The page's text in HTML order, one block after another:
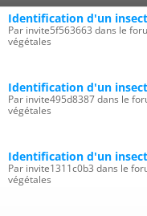
Identification d'un
Par invite5f563663 dans le
végétales
Identification d'un
Par invite495d8387 dans le
végétales
Identification d'un
Par invite1311c0b3 dans le
végétales